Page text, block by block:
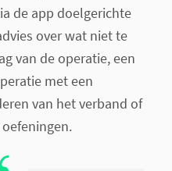
de app doelgerichte
over wat niet te
van de operatie, een
met een
van het verband of